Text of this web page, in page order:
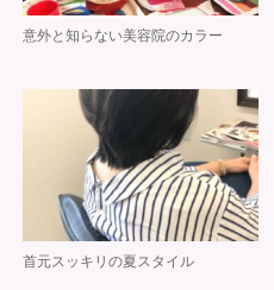
意外と知らない美容院のカラー
首元スッキリの夏スタイル